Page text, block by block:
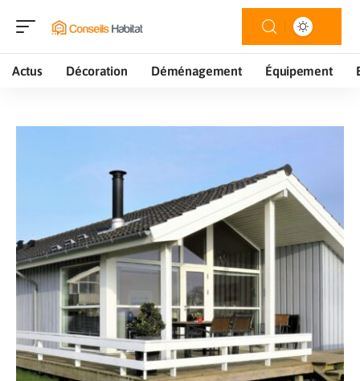
Actus Décoration Déménagement Équipement